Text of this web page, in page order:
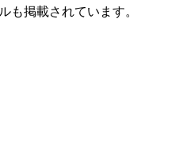
も掲載されています。